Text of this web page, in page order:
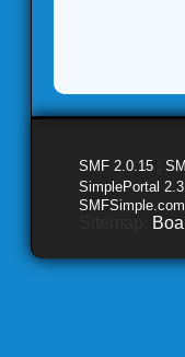
SMF 2.0.15
SimplePortal